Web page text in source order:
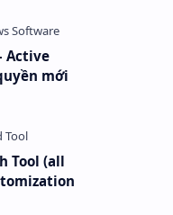
Active
mới
Tool (all